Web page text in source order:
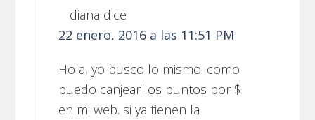
diana dice
22 enero, 2016 a las 11:51 PM
Hola, yo busco lo mismo. como
puedo canjear los puntos por $
en mi web. si ya tienen la